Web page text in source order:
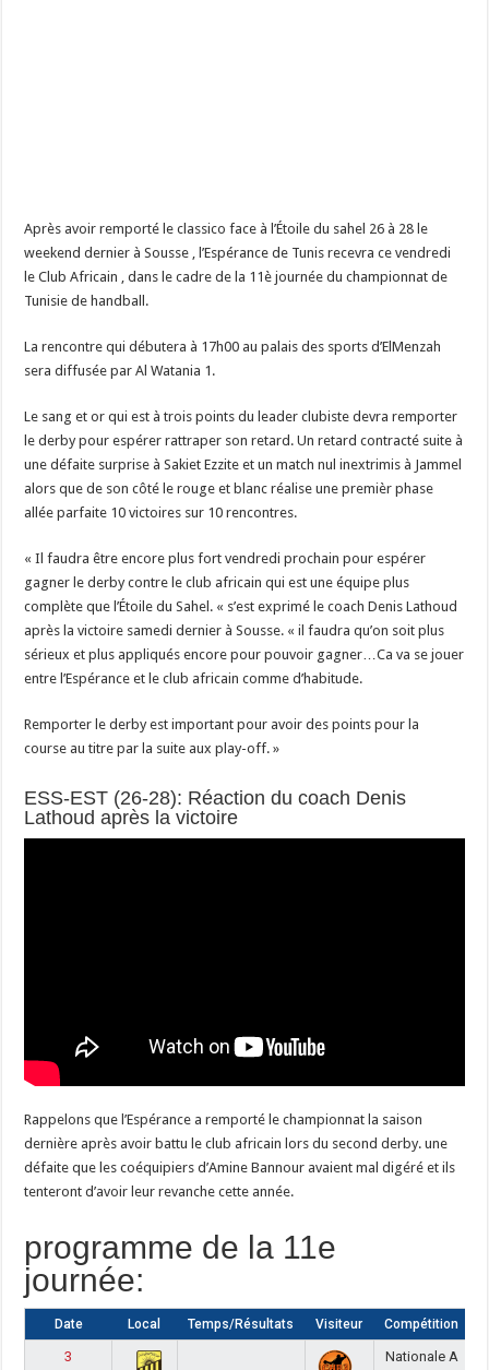
Après avoir remporté le classico face à l’Étoile du sahel 26 à 28 le
weekend dernier à Sousse , l’Espérance de Tunis recevra ce vendredi
le Club Africain , dans le cadre de la 11è journée du championnat de
Tunisie de handball.
La rencontre qui débutera à 17h00 au palais des sports d’ElMenzah
sera diffusée par Al Watania 1.
Le sang et or qui est à trois points du leader clubiste devra remporter
le derby pour espérer rattraper son retard. Un retard contracté suite à
une défaite surprise à Sakiet Ezzite et un match nul inextrimis à Jammel
alors que de son côté le rouge et blanc réalise une premièr phase
allée parfaite 10 victoires sur 10 rencontres.
« Il faudra être encore plus fort vendredi prochain pour espérer
gagner le derby contre le club africain qui est une équipe plus
complète que l’Étoile du Sahel. « s’est exprimé le coach Denis Lathoud
après la victoire samedi dernier à Sousse. « il faudra qu’on soit plus
sérieux et plus appliqués encore pour pouvoir gagner…Ca va se jouer
entre l’Espérance et le club africain comme d’habitude.
Remporter le derby est important pour avoir des points pour la
course au titre par la suite aux play-off. »
ESS-EST (26-28): Réaction du coach Denis
Lathoud après la victoire
Rappelons que l’Espérance a remporté le championnat la saison
dernière après avoir battu le club africain lors du second derby. une
défaite que les coéquipiers d’Amine Bannour avaient mal digéré et ils
tenteront d’avoir leur revanche cette année.
programme de la 11e
journée:
Date Local Temps/Résultats Visiteur Compétition
3
Nationale A